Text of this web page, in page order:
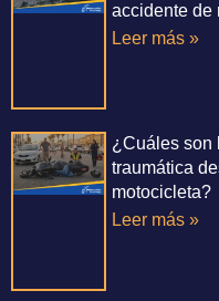
accidente de
Leer más »
¿Cuáles son
traumática
motocicleta?
Leer más »